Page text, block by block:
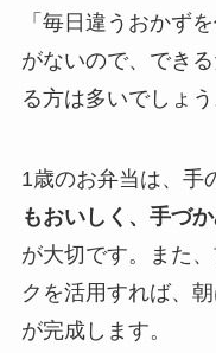
「毎日違うおかず
がないので、でき
る方は多いでしょう
1歳のお弁当は、手
もおいしく、手づ
が大切です。また
クを活用すれば、
が完成します。